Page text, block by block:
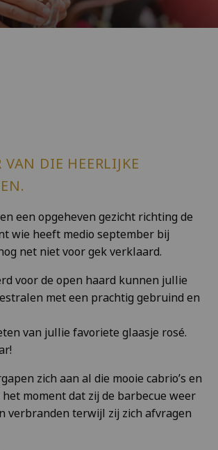
DIE HEERLIJKE
een opgeheven gezicht richting de
wie heeft medio september bij
net niet voor gek verklaard.
voor de open haard kunnen jullie
met een prachtig gebruind en
van jullie favoriete glaasje rosé.
zich aan al die mooie cabrio’s en
moment dat zij de barbecue weer
verbranden terwijl zij zich afvragen